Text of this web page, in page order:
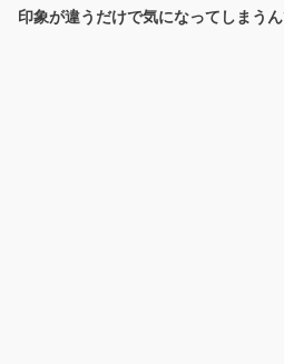
印象が違うだけで気になってしまうん